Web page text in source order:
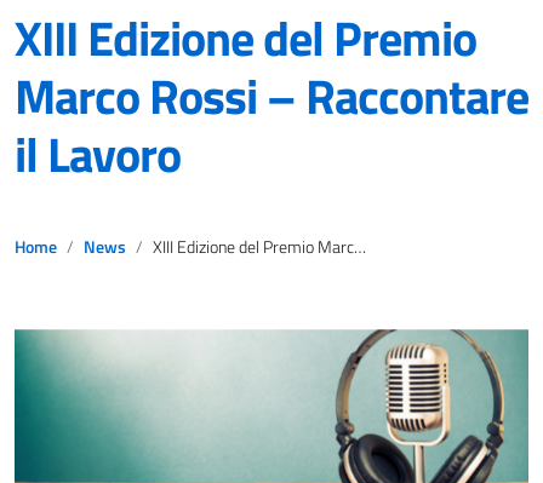
XIII Edizione del Premio
Marco Rossi – Raccontare
il Lavoro
Home News XIII Edizione del Premio Marco Rossi – Raccontare il Lavoro